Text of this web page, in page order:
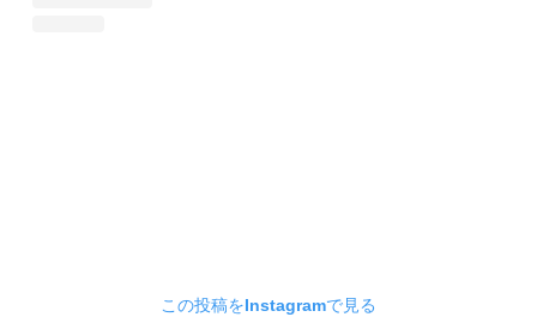
この投稿をInstagramで見る